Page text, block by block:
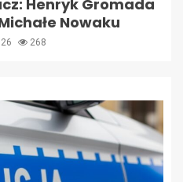
Henryk Gromada
Nowaku
268